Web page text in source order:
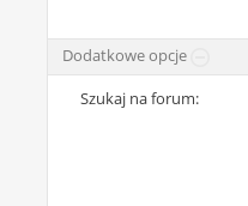
Dodatkowe opcje
Szukaj na forum: